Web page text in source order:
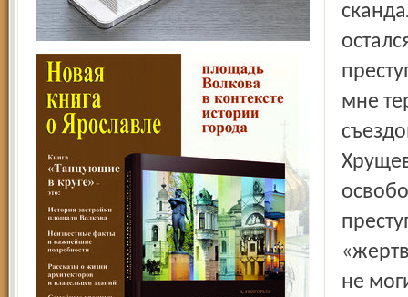
мне
не